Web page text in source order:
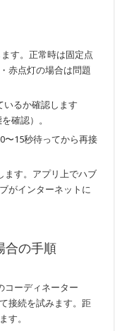
す。正常時は固定点
赤点灯の場合は問題
いるか確認します
確認）。
〜15秒待ってから再接
ます。アプリ上でハブ
がインターネットに
合の手順
コーディネーター
接続を試みます。距
す。